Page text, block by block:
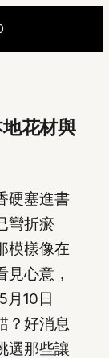
花材與
硬塞進書
彎折瘀
模樣像在
心意，
月10日
？好消息
選那些讓